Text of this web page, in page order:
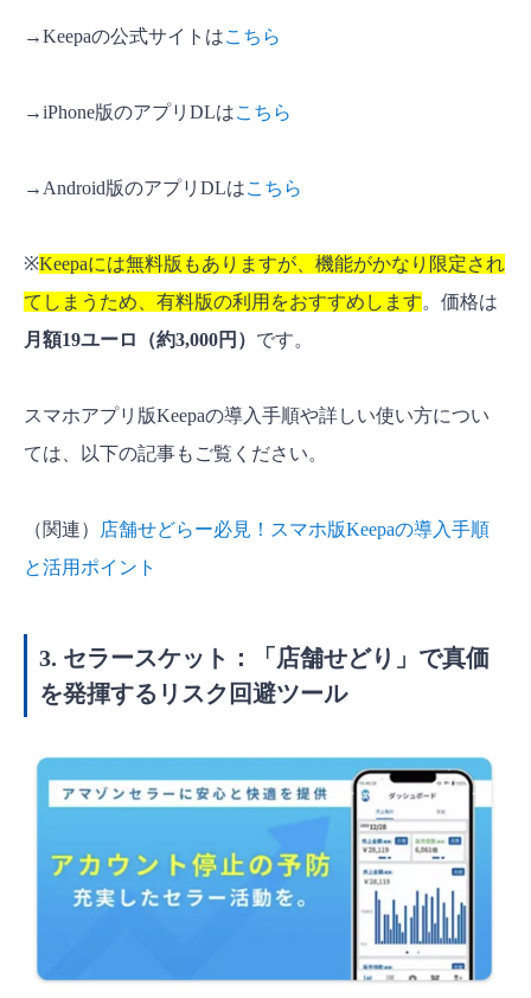
→Keepaの公式サイトはこちら
→iPhone版のアプリDLはこちら
→Android版のアプリDLはこちら
※Keepaには無料版もありますが、機能がかなり限定され
てしまうため、有料版の利用をおすすめします。価格は
月額19ユーロ（約3,000円） です。
スマホアプリ版Keepaの導入手順や詳しい使い方につい
ては、以下の記事もご覧ください。
（関連）
店舗せどらー必見！スマホ版Keepaの導入手順
と活用ポイント
3. セラースケット：「店舗せどり」で真価
を発揮するリスク回避ツール